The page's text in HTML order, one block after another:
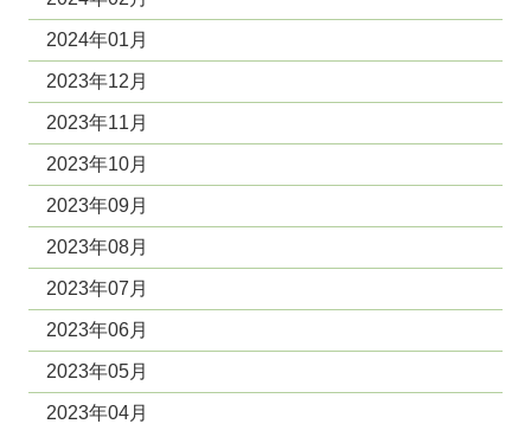
2024年01月
2023年12月
2023年11月
2023年10月
2023年09月
2023年08月
2023年07月
2023年06月
2023年05月
2023年04月